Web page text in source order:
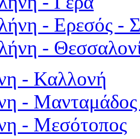
- Ερεσός -
-
- Καλλονή
- Μανταμάδος
- Μεσότοπος